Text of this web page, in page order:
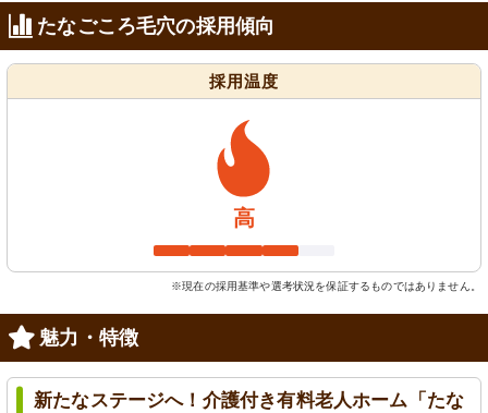
たなごころ毛穴の採用傾向
採用温度
高
※現在の採用基準や選考状況を保証するものではありません。
魅力・特徴
新たなステージへ！介護付き有料老人ホーム「たな